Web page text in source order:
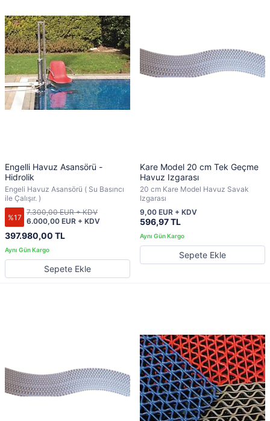
Engelli Havuz Asansörü -
Hidrolik
Engeli Havuz Asansörü ( Su Basıncı
ile Çalışır. )
%17
397.980,00 TL
6.000,00 EUR + KDV
7.300,00 EUR + KDV
Sepete Ekle
Kare Model 20 cm Tek Geçme
Havuz Izgarası
20 cm Kare Model Havuz Savak
Izgarası
596,97 TL
9,00 EUR + KDV
Sepete Ekle